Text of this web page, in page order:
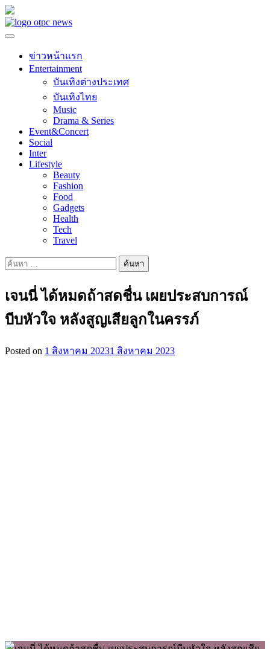
Skip
to
ข่าวหน้าแรก
Entertainment
บันเทิงต่างประเทศ
บันเทิงไทย
Music
Drama & Series
Event&Concert
Social
Inter
Lifestyle
Beauty
Fashion
Food
Gadgets
Health
Tech
Travel
ค้นหา
เจนนี่ ได้หมดถ้าสดชื่น เผยประสบการณ์
บีบหัวใจ หลังสูญเสียลูกในครรภ์
Posted on 1 สิงหาคม 20231 สิงหาคม 2023